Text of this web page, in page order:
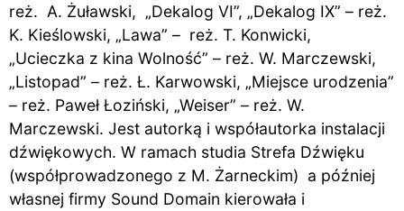
reż. A. Żuławski, „Dekalog VI”, „Dekalog IX” – reż.
K. Kieślowski, „Lawa” – reż. T. Konwicki,
„Ucieczka z kina Wolność” – reż. W. Marczewski,
„Listopad” – reż. Ł. Karwowski, „Miejsce urodzenia”
– reż. Paweł Łoziński, „Weiser” – reż. W.
Marczewski. Jest autorką i współautorka instalacji
dźwiękowych. W ramach studia Strefa Dźwięku
(współprowadzonego z M. Żarneckim) a później
własnej firmy Sound Domain kierowała i